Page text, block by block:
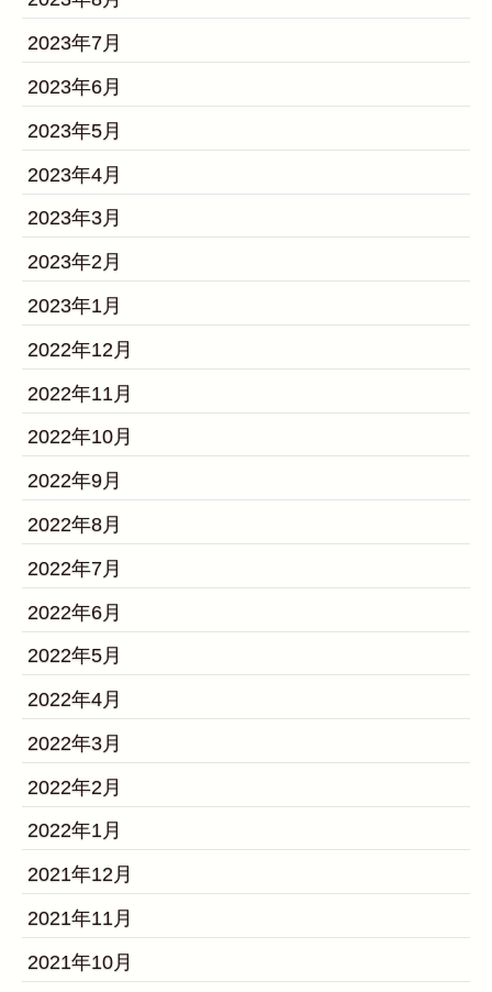
2023年7月
2023年6月
2023年5月
2023年4月
2023年3月
2023年2月
2023年1月
2022年12月
2022年11月
2022年10月
2022年9月
2022年8月
2022年7月
2022年6月
2022年5月
2022年4月
2022年3月
2022年2月
2022年1月
2021年12月
2021年11月
2021年10月